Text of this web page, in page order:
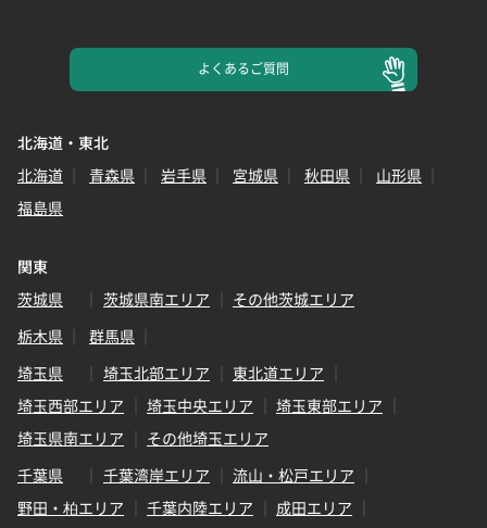
よくあるご質問
北海道・東北
北海道
青森県 岩手県 宮城県 秋田県
山形県
福島県
関東
茨城県
茨城県南エリア
その他茨城エリア
栃木県
群馬県
埼玉県
埼玉北部エリア
東北道エリア
埼玉西部エリア
埼玉中央エリア
埼玉東部エリア
埼玉県南エリア
その他埼玉エリア
千葉県
千葉湾岸エリア
流山・松戸エリア
野田・柏エリア
千葉内陸エリア
成田エリア